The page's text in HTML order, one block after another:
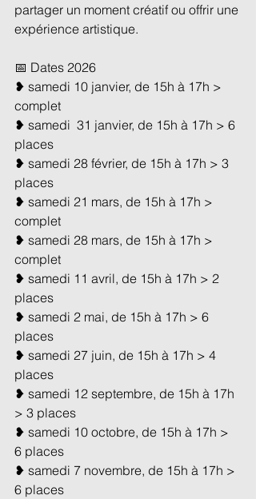
partager un moment créatif ou offrir une
expérience artistique.
📅 Dates 2026
❥ samedi 10 janvier, de 15h à 17h >
complet
❥ samedi  31 janvier, de 15h à 17h > 6
places
❥ samedi 28 février, de 15h à 17h > 3
places
❥ samedi 21 mars, de 15h à 17h >
complet
❥ samedi 28 mars, de 15h à 17h >
complet
❥ samedi 11 avril, de 15h à 17h > 2
places
❥ samedi 2 mai, de 15h à 17h > 6
places
❥ samedi 27 juin, de 15h à 17h > 4
places
❥ samedi 12 septembre, de 15h à 17h
> 3 places
❥ samedi 10 octobre, de 15h à 17h >
6 places
❥ samedi 7 novembre, de 15h à 17h >
6 places